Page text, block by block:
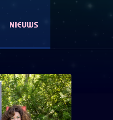
NIEUWS